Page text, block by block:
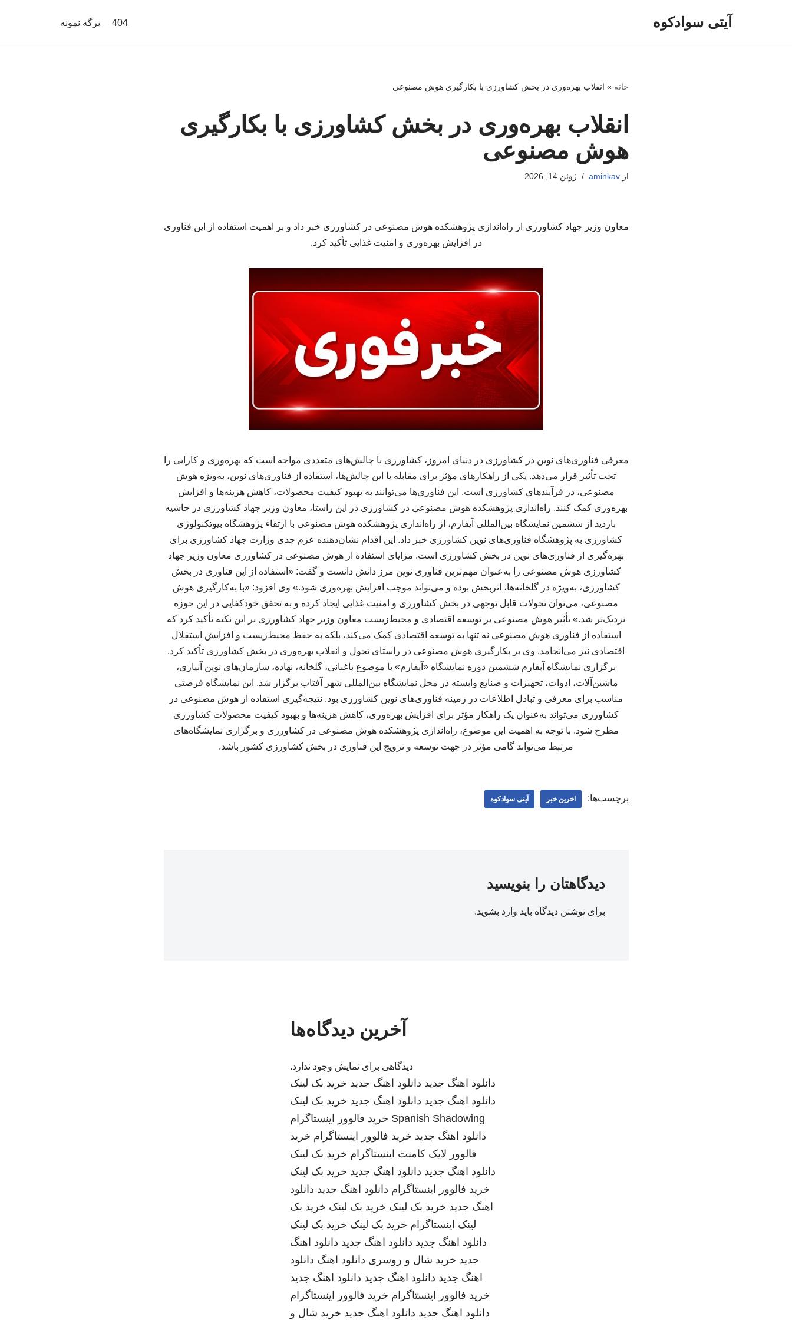
آیتی سوادکوه 404 برگه نمونه
خانه » انقلاب بهره‌وری در بخش کشاورزی با بکارگیری هوش مصنوعی
انقلاب بهره‌وری در بخش کشاورزی با بکارگیری
هوش مصنوعی
ازaminkav ژوئن 14, 2026
معاون وزیر جهاد کشاورزی از راه‌اندازی پژوهشکده هوش مصنوعی در کشاورزی خبر داد و بر اهمیت استفاده از این فناوری
در افزایش بهره‌وری و امنیت غذایی تأکید کرد.
معرفی فناوری‌های نوین در کشاورزی در دنیای امروز، کشاورزی با چالش‌های متعددی مواجه است که بهره‌وری و کارایی را
تحت تأثیر قرار می‌دهد. یکی از راهکارهای مؤثر برای مقابله با این چالش‌ها، استفاده از فناوری‌های نوین، به‌ویژه هوش
مصنوعی، در فرآیندهای کشاورزی است. این فناوری‌ها می‌توانند به بهبود کیفیت محصولات، کاهش هزینه‌ها و افزایش
بهره‌وری کمک کنند. راه‌اندازی پژوهشکده هوش مصنوعی در کشاورزی در این راستا، معاون وزیر جهاد کشاورزی در حاشیه
بازدید از ششمین نمایشگاه بین‌المللی آیفارم، از راه‌اندازی پژوهشکده هوش مصنوعی با ارتقاء پژوهشگاه بیوتکنولوژی
کشاورزی به پژوهشگاه فناوری‌های نوین کشاورزی خبر داد. این اقدام نشان‌دهنده عزم جدی وزارت جهاد کشاورزی برای
بهره‌گیری از فناوری‌های نوین در بخش کشاورزی است. مزایای استفاده از هوش مصنوعی در کشاورزی معاون وزیر جهاد
کشاورزی هوش مصنوعی را به‌عنوان مهم‌ترین فناوری نوین مرز دانش دانست و گفت: «استفاده از این فناوری در بخش
کشاورزی، به‌ویژه در گلخانه‌ها، اثربخش بوده و می‌تواند موجب افزایش بهره‌وری شود.» وی افزود: «با به‌کارگیری هوش
مصنوعی، می‌توان تحولات قابل توجهی در بخش کشاورزی و امنیت غذایی ایجاد کرده و به تحقق خودکفایی در این حوزه
نزدیک‌تر شد.» تأثیر هوش مصنوعی بر توسعه اقتصادی و محیط‌زیست معاون وزیر جهاد کشاورزی بر این نکته تأکید کرد که
استفاده از فناوری هوش مصنوعی نه تنها به توسعه اقتصادی کمک می‌کند، بلکه به حفظ محیط‌زیست و افزایش استقلال
اقتصادی نیز می‌انجامد. وی بر بکارگیری هوش مصنوعی در راستای تحول و انقلاب بهره‌وری در بخش کشاورزی تأکید کرد.
برگزاری نمایشگاه آیفارم ششمین دوره نمایشگاه «آیفارم» با موضوع باغبانی، گلخانه، نهاده، سازمان‌های نوین آبیاری،
ماشین‌آلات، ادوات، تجهیزات و صنایع وابسته در محل نمایشگاه بین‌المللی شهر آفتاب برگزار شد. این نمایشگاه فرصتی
مناسب برای معرفی و تبادل اطلاعات در زمینه فناوری‌های نوین کشاورزی بود. نتیجه‌گیری استفاده از هوش مصنوعی در
کشاورزی می‌تواند به‌عنوان یک راهکار مؤثر برای افزایش بهره‌وری، کاهش هزینه‌ها و بهبود کیفیت محصولات کشاورزی
مطرح شود. با توجه به اهمیت این موضوع، راه‌اندازی پژوهشکده هوش مصنوعی در کشاورزی و برگزاری نمایشگاه‌های
مرتبط می‌تواند گامی مؤثر در جهت توسعه و ترویج این فناوری در بخش کشاورزی کشور باشد.
برچسب‌ها: اخرین خبر آیتی سوادکوه
دیدگاهتان را بنویسید
برای نوشتن دیدگاه باید وارد بشوید.
آخرین دیدگاه‌ها
دیدگاهی برای نمایش وجود ندارد.
دانلود اهنگ جدید دانلود اهنگ جدید خرید بک لینک
دانلود اهنگ جدید دانلود اهنگ جدید خرید بک لینک
Spanish Shadowing خرید فالوور اینستاگرام
دانلود اهنگ جدید خرید فالوور اینستاگرام خرید
فالوور لایک کامنت اینستاگرام خرید بک لینک
دانلود اهنگ جدید دانلود اهنگ جدید خرید بک لینک
خرید فالوور اینستاگرام دانلود اهنگ جدید دانلود
اهنگ جدید خرید بک لینک خرید بک لینک خرید بک
لینک اینستاگرام خرید بک لینک خرید بک لینک
دانلود اهنگ جدید دانلود اهنگ جدید دانلود اهنگ
جدید خرید شال و روسری دانلود اهنگ دانلود
اهنگ جدید دانلود اهنگ جدید دانلود اهنگ جدید
خرید فالوور اینستاگرام خرید فالوور اینستاگرام
دانلود اهنگ جدید دانلود اهنگ جدید خرید شال و